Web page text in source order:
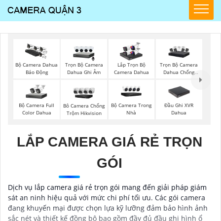
Bộ Camera Dahua
Báo Động
Trọn Bộ Camera
Dahua Ghi Âm
Lắp Trọn Bộ
Camera Dahua
Trọn Bộ Camera
Dahua Chống
Bộ Camera Full
Color Dahua
Bô Camera Chống
Trộm Hikvision
Bộ Camera Trong
Nhà
Đầu Ghi XVR
Dahua
LẮP CAMERA GIÁ RẺ TRỌN
GÓI
Dịch vụ lắp camera giá rẻ trọn gói mang đến giải pháp giám
sát an ninh hiệu quả với mức chi phí tối ưu. Các gói camera
đang khuyến mại được chọn lựa kỹ lưỡng đảm bảo hình ảnh
sắc nét và thiết kế đồng bộ bao gồm đầy đủ đầu ghi hình ổ